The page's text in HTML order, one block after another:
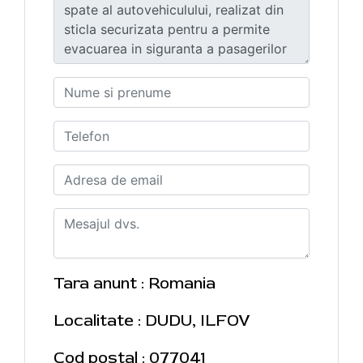
Tara anunt : Romania
Localitate : DUDU, ILFOV
Cod postal : 077041